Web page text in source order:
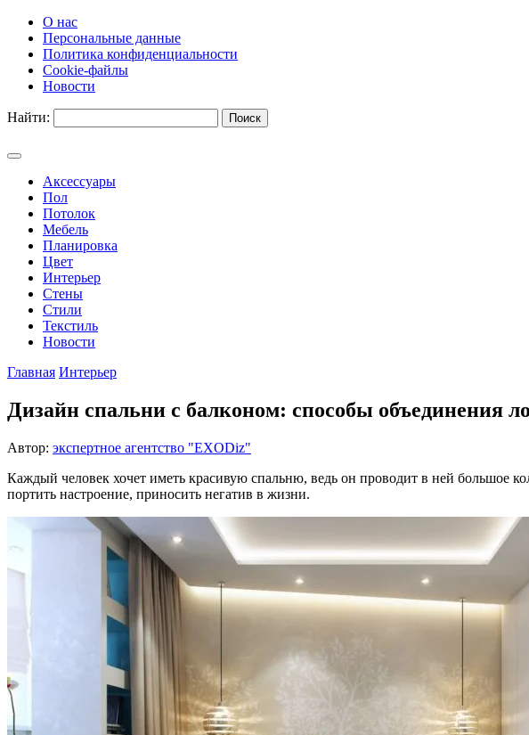
О нас
Персональные данные
Политика конфиденциальности
Cookie-файлы
Новости
Найти:
Аксессуары
Пол
Потолок
Мебель
Планировка
Цвет
Интерьер
Стены
Стили
Текстиль
Новости
Главная Интерьер
Дизайн спальни с балконом: способы объединения
Автор: экспертное агентство "EXODiz"
Каждый человек хочет иметь красивую спальню, ведь он проводит в ней большое
портить настроение, приносить негатив в жизни.